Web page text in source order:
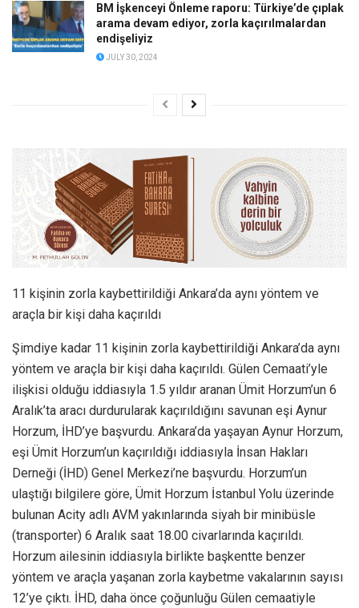
BM İşkenceyi Önleme raporu: Türkiye’de çıplak
arama devam ediyor, zorla kaçırılmalardan
endişeliyiz
JULY 30, 2024
11 kişinin zorla kaybettirildiği Ankara’da aynı yöntem ve
araçla bir kişi daha kaçırıldı
Şimdiye kadar 11 kişinin zorla kaybettirildiği Ankara’da aynı
yöntem ve araçla bir kişi daha kaçırıldı. Gülen Cemaati’yle
ilişkisi olduğu iddiasıyla 1.5 yıldır aranan Ümit Horzum’un 6
Aralık’ta aracı durdurularak kaçırıldığını savunan eşi Aynur
Horzum, İHD’ye başvurdu. Ankara’da yaşayan Aynur Horzum,
eşi Ümit Horzum’un kaçırıldığı iddiasıyla İnsan Hakları
Derneği (İHD) Genel Merkezi’ne başvurdu. Horzum’un
ulaştığı bilgilere göre, Ümit Horzum İstanbul Yolu üzerinde
bulunan Acity adlı AVM yakınlarında siyah bir minibüsle
(transporter) 6 Aralık saat 18.00 civarlarında kaçırıldı.
Horzum ailesinin iddiasıyla birlikte başkentte benzer
yöntem ve araçla yaşanan zorla kaybetme vakalarının sayısı
12’ye çıktı. İHD, daha önce çoğunluğu Gülen cemaatiyle